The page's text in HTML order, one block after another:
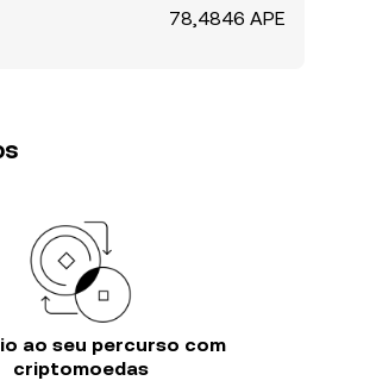
78,4846 APE
ao seu percurso com
criptomoedas